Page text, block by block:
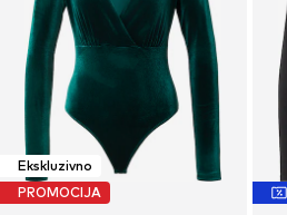
Ekskluzivno
PROMOCIJA